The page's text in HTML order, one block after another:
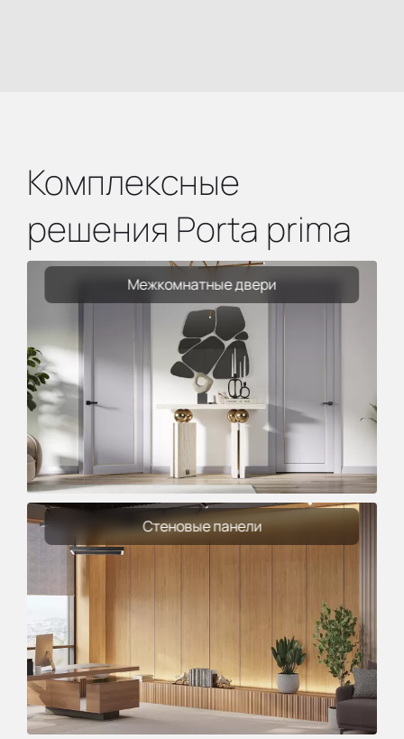
Комплексные
решения Porta prima
Межкомнатные двери
Стеновые панели